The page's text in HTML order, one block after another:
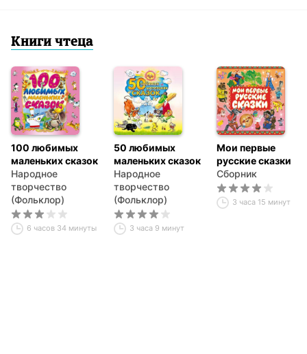
Книги чтеца
100 любимых
маленьких сказок
Народное
творчество
(Фольклор)
6 часов 34 минуты
50 любимых
маленьких сказок
Народное
творчество
(Фольклор)
3 часа 9 минут
Мои первые
русские сказки
Сборник
3 часа 15 минут